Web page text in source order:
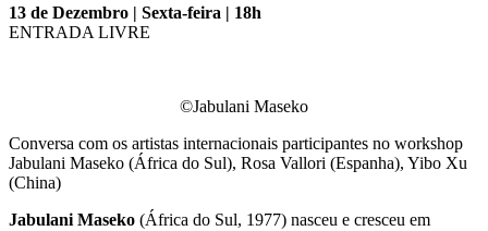
13 de Dezembro | Sexta-feira | 18h
ENTRADA LIVRE
©Jabulani Maseko
Conversa com os artistas internacionais participantes no workshop
Jabulani Maseko (África do Sul), Rosa Vallori (Espanha), Yibo Xu
(China)
Jabulani Maseko (África do Sul, 1977) nasceu e cresceu em